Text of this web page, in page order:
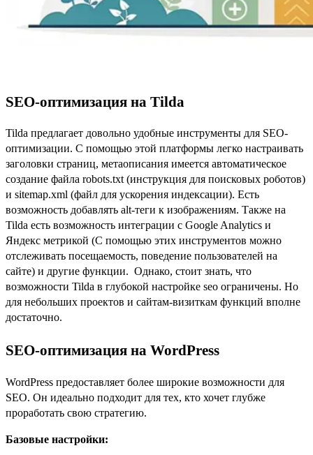
SEO-оптимизация на Tilda
Tilda предлагает довольно удобные инструменты для SEO-
оптимизации. С помощью этой платформы легко настраивать
заголовки страниц, метаописания имеется автоматическое
создание файла robots.txt (инструкция для поисковых роботов)
и sitemap.xml (файл для ускорения индексации). Есть
возможность добавлять alt-теги к изображениям. Также на
Tilda есть возможность интеграции с Google Analytics и
Яндекс метрикой (С помощью этих инструментов можно
отслеживать посещаемость, поведение пользователей на
сайте) и другие функции. Однако, стоит знать, что
возможности Tilda в глубокой настройке seo ограничены. Но
для небольших проектов и сайтам-визиткам функций вполне
достаточно.
SEO-оптимизация на WordPress
WordPress предоставляет более широкие возможности для
SEO. Он идеально подходит для тех, кто хочет глубже
проработать свою стратегию.
Базовые настройки: